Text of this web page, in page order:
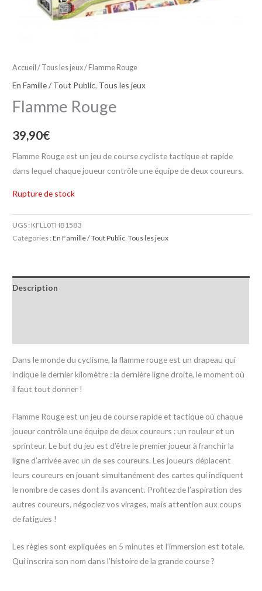
Accueil / Tous les jeux/ Flamme Rouge
En Famille / Tout Public, Tous les jeux
Flamme Rouge
39,90€
Flamme Rouge est un jeu de course cycliste tactique et rapide
dans lequel chaque joueur contrôle une équipe de deux coureurs.
Rupture de stock
UGS : KFLL0THB1583
Catégories :En Famille / Tout Public ,Tous les jeux
Description
Dans le monde du cyclisme, la flamme rouge est un drapeau qui
indique le dernier kilomètre : la dernière ligne droite, le moment où
il faut tout donner !
Flamme Rouge est un jeu de course rapide et tactique où chaque
joueur contrôle une équipe de deux coureurs : un rouleur et un
sprinteur. Le but du jeu est d’être le premier joueur à franchir la
ligne d’arrivée avec un de ses coureurs. Les joueurs déplacent
leurs coureurs en jouant simultanément des cartes qui indiquent
le nombre de cases dont ils avancent. Profitez de l’aspiration des
autres coureurs, négociez vos virages, mais attention aux coups
de fatigues !
Les règles sont expliquées en 5 minutes et l’immersion est totale.
Qui inscrira son nom dans l’histoire de la grande course ?